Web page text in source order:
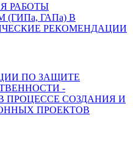
РАБОТЫ
ГАПа) В
РЕКОМЕНДАЦИИ
ПО ЗАЩИТЕ
-
ПРОЦЕССЕ СОЗДАНИЯ И
ПРОЕКТОВ